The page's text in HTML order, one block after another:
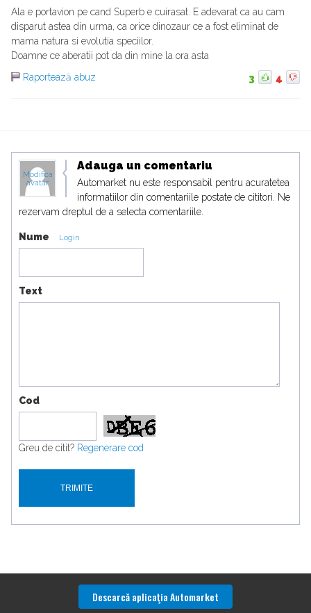
Ala e portavion pe cand Superb e cuirasat. E adevarat ca au cam
disparut astea din urma, ca orice dinozaur ce a fost eliminat de
mama natura si evolutia speciilor.
Doamne ce aberatii pot da din mine la ora asta
Raportează abuz
3 4
Modifica
avatar
Adauga un comentariu
Automarket nu este responsabil pentru acuratetea
informatiilor din comentariile postate de cititori. Ne
rezervam dreptul de a selecta comentariile.
Nume Login
Text
Cod
Greu de citit? Regenerare cod
Descarcă aplicaţia Automarket